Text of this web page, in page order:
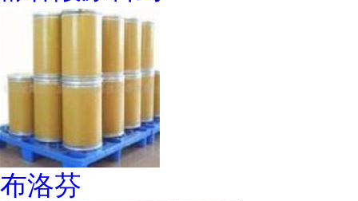
布洛芬